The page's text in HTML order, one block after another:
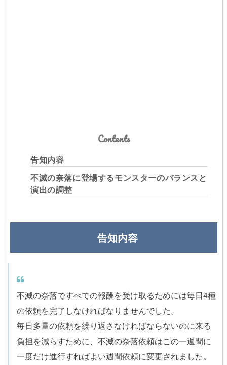
Contents
告知内容
不滅の奈落に登場するモンスターのバランスと
演出の調整
告知内容
不滅の奈落ですべての報酬を受け取るためには毎日4種
の依頼を完了しなければなりませんでした。
毎日多量の依頼を繰り返さなければならないのに来る
負担を減らすために、不滅の奈落依頼はこの一週間に
一度だけ進行すればよい週間依頼に変更されました。